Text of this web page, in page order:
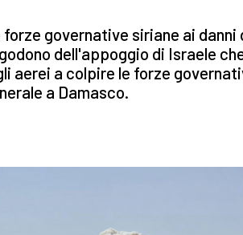
governative siriane ai danni
dell'appoggio di Israele
aerei a colpire le forze
a Damasco.